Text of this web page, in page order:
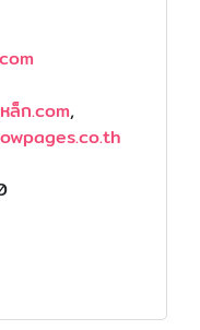
ล็ก.com,